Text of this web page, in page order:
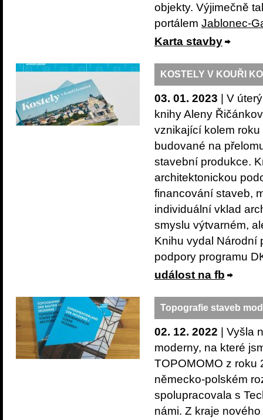
objekty. Výjimečně
portálem Jablonec-
Karta stavby
KOSTELY V KOUŘI
03. 01. 2023 | V
knihy Aleny
vznikající kolem
budované na
stavební produkce.
architektonickou
financování staveb,
individuální vklad
smyslu výtvarném,
Knihu vydal Národní
podpory programu
událost na fb
Topografie staveb
02. 12. 2022 | Vyšla
moderny, na které
TOPOMOMO z roku
německo-polském
spolupracovala s
námi. Z kraje